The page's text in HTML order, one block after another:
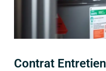
Contrat